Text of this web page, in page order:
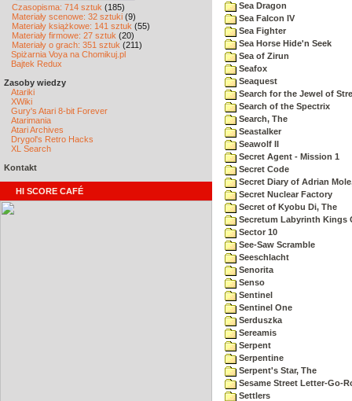
Czasopisma: 714 sztuk (185)
Materiały scenowe: 32 sztuki (9)
Materiały książkowe: 141 sztuk (55)
Materiały firmowe: 27 sztuk (20)
Materiały o grach: 351 sztuk (211)
Spiżarnia Voya na Chomikuj.pl
Bajtek Redux
Zasoby wiedzy
Atariki
XWiki
Gury's Atari 8-bit Forever
Atarimania
Atari Archives
Drygol's Retro Hacks
XL Search
Kontakt
HI SCORE CAFÉ
Sea Dragon
Sea Falcon IV
Sea Fighter
Sea Horse Hide'n Seek
Sea of Zirun
Seafox
Seaquest
Search for the Jewel of
Search of the Spectrix
Search, The
Seastalker
Seawolf II
Secret Agent - Mission 1
Secret Code
Secret Diary of Adrian
Secret Nuclear Factory
Secret of Kyobu Di, The
Secretum Labyrinth Kings
Sector 10
See-Saw Scramble
Seeschlacht
Senorita
Senso
Sentinel
Sentinel One
Serduszka
Sereamis
Serpent
Serpentine
Serpent's Star, The
Sesame Street Letter-Go-
Settlers